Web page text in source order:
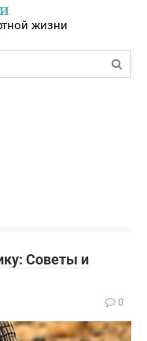
жизни
Советы и
0